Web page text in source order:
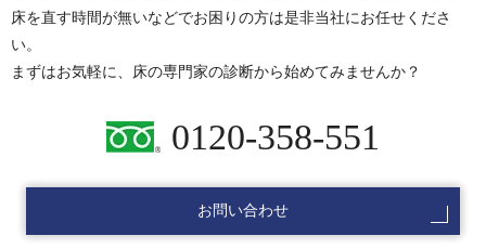
床を直す時間が無いなどでお困りの方は是非当社にお任せくださ
い。
まずはお気軽に、床の専門家の診断から始めてみませんか？
0120-358-551
お問い合わせ